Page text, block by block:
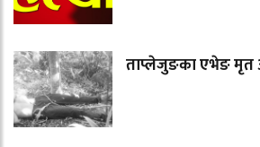
ताप्लेजुङका एभेङ मृत